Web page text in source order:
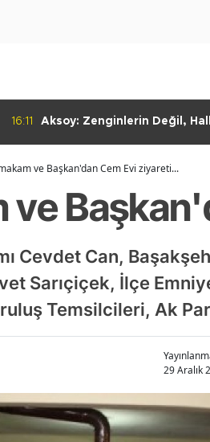
16:11
Aksoy: Zenginlerin Değil,
ve Başkan'dan Cem Evi ziyareti...
ve
Cevdet Can,
Sarıçiçek, İlçe
Temsilcileri, Ak
29 Aralık